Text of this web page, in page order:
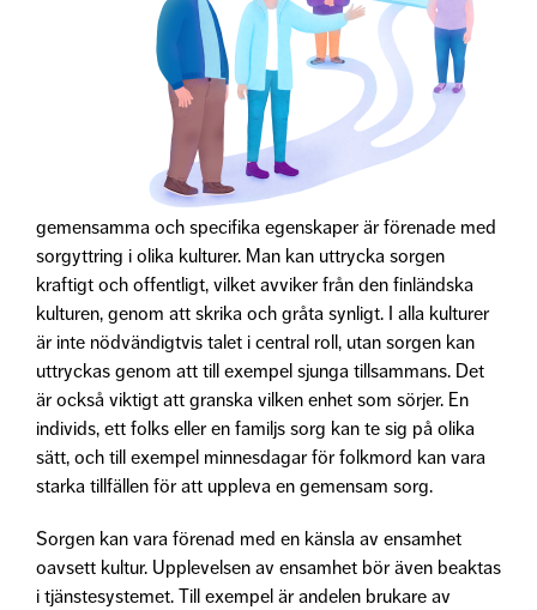
gemensamma och specifika egenskaper är förenade med
sorgyttring i olika kulturer. Man kan uttrycka sorgen
kraftigt och offentligt, vilket avviker från den finländska
kulturen, genom att skrika och gråta synligt. I alla kulturer
är inte nödvändigtvis talet i central roll, utan sorgen kan
uttryckas genom att till exempel sjunga tillsammans. Det
är också viktigt att granska vilken enhet som sörjer. En
individs, ett folks eller en familjs sorg kan te sig på olika
sätt, och till exempel minnesdagar för folkmord kan vara
starka tillfällen för att uppleva en gemensam sorg.
Sorgen kan vara förenad med en känsla av ensamhet
oavsett kultur. Upplevelsen av ensamhet bör även beaktas
i tjänstesystemet. Till exempel är andelen brukare av